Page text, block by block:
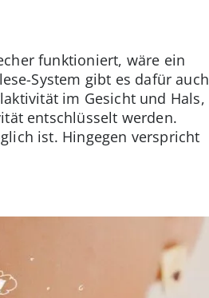
funktioniert, wäre ein
System gibt es dafür auch
im Gesicht und Hals,
entschlüsselt werden.
ist. Hingegen verspricht